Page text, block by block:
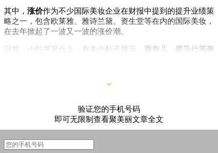
其中， 涨价作为不少国际美妆企业在财报中提到的提升业绩策
略之一，包含欧莱雅、雅诗兰黛、资生堂等在内的国际美妆，
在去年掀起了一波又一波的涨价潮。
日前，小红书平台上，有多个帖子显示， 香奈儿、爱马仕等奢
验证您的手机号码
即可无限制查看聚美丽文章全文